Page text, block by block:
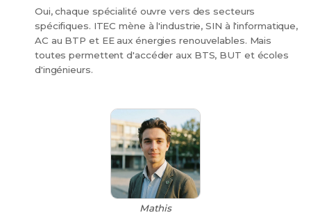
Oui, chaque spécialité ouvre vers des secteurs
spécifiques. ITEC mène à l'industrie, SIN à l'informatique,
AC au BTP et EE aux énergies renouvelables. Mais
toutes permettent d'accéder aux BTS, BUT et écoles
d'ingénieurs.
Mathis